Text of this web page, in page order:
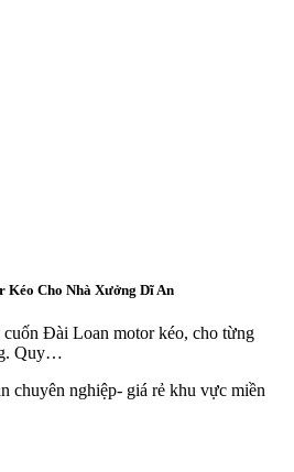
Cho Nhà Xưởng Dĩ An
Đài Loan motor kéo, cho từng
Quy…